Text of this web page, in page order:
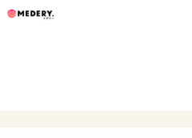
うまい肉